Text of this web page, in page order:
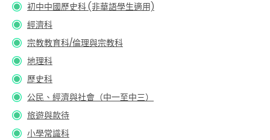
初中中國歷史科 (非華語學生適用)
經濟科
宗教教育科/倫理與宗教科
地理科
歷史科
公民、經濟與社會（中一至中三）
旅遊與款待
小學常識科